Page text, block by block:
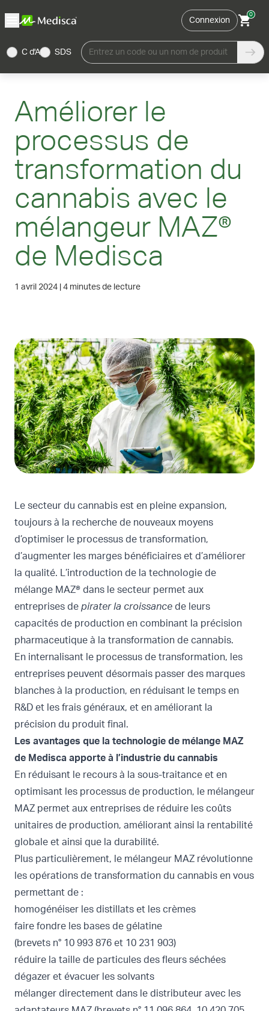
Connexion
0
C d'A SDS Entrez un code ou un nom de produit
1 avril 2024 4 minutes de lecture
Améliorer le
processus de
transformation du
cannabis avec le
mélangeur MAZ®
de Medisca
Le secteur du cannabis est en pleine expansion,
toujours à la recherche de nouveaux moyens
d’optimiser le processus de transformation,
d’augmenter les marges bénéficiaires et d’améliorer
la qualité. L’introduction de la technologie de
mélange MAZ® dans le secteur permet aux
entreprises de pirater la croissance de leurs
capacités de production en combinant la précision
pharmaceutique à la transformation de cannabis.
En internalisant le processus de transformation, les
entreprises peuvent désormais passer des marques
blanches à la production, en réduisant le temps en
R&D et les frais généraux, et en améliorant la
précision du produit final.
Les avantages que la technologie de mélange MAZ
de Medisca apporte à l’industrie du cannabis
En réduisant le recours à la sous-traitance et en
optimisant les processus de production, le mélangeur
MAZ permet aux entreprises de réduire les coûts
unitaires de production, améliorant ainsi la rentabilité
globale et ainsi que la durabilité.
Plus particulièrement, le mélangeur MAZ révolutionne
les opérations de transformation du cannabis en vous
permettant de :
homogénéiser les distillats et les crèmes
faire fondre les bases de gélatine
(brevets n° 10 993 876 et 10 231 903)
réduire la taille de particules des fleurs séchées
dégazer et évacuer les solvants
mélanger directement dans le distributeur avec les